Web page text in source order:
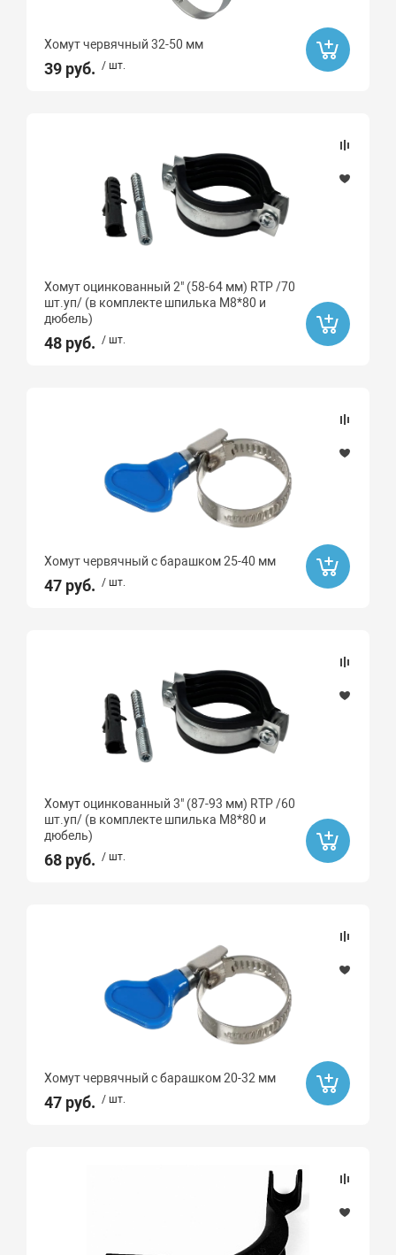
Хомут червячный 32-50 мм
39 руб. / шт.
Хомут оцинкованный 2" (58-64 мм) RTP /70
шт.уп/ (в комплекте шпилька М8*80 и
дюбель)
48 руб. / шт.
Хомут червячный с барашком 25-40 мм
47 руб. / шт.
Хомут оцинкованный 3" (87-93 мм) RTP /60
шт.уп/ (в комплекте шпилька М8*80 и
дюбель)
68 руб. / шт.
Хомут червячный с барашком 20-32 мм
47 руб. / шт.